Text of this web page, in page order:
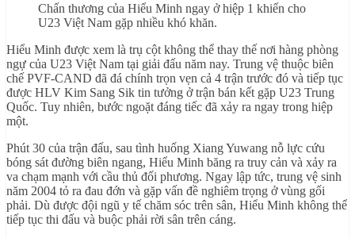
Chấn thương của Hiểu Minh ngay ở hiệp 1 khiến cho
U23 Việt Nam gặp nhiều khó khăn.
Hiểu Minh được xem là trụ cột không thể thay thế nơi hàng phòng
ngự của U23 Việt Nam tại giải đấu năm nay. Trung vệ thuộc biên
chế PVF-CAND đã đá chính trọn vẹn cả 4 trận trước đó và tiếp tục
được HLV Kim Sang Sik tin tưởng ở trận bán kết gặp U23 Trung
Quốc. Tuy nhiên, bước ngoặt đáng tiếc đã xảy ra ngay trong hiệp
một.
Phút 30 của trận đấu, sau tình huống Xiang Yuwang nỗ lực cứu
bóng sát đường biên ngang, Hiểu Minh băng ra truy cản và xảy ra
va chạm mạnh với cầu thủ đối phương. Ngay lập tức, trung vệ sinh
năm 2004 tỏ ra đau đớn và gặp vấn đề nghiêm trọng ở vùng gối
phải. Dù được đội ngũ y tế chăm sóc trên sân, Hiểu Minh không thể
tiếp tục thi đấu và buộc phải rời sân trên cáng.